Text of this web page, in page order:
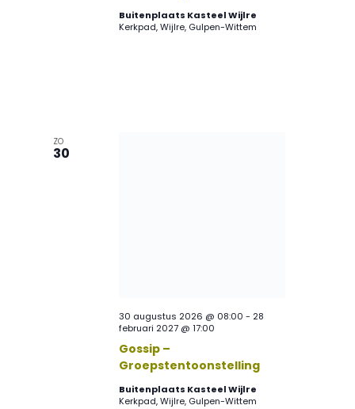
Buitenplaats Kasteel Wijlre
Kerkpad, Wijlre, Gulpen-Wittem
ZO
30
Gossip –
Groepstentoonstelling
30 augustus 2026 @ 08:00 - 28
februari 2027 @ 17:00
Buitenplaats Kasteel Wijlre
Kerkpad, Wijlre, Gulpen-Wittem